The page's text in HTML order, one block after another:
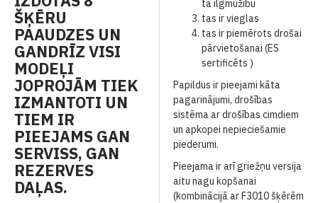
ŠĶĒRU
PAAUDZES UN
GANDRĪZ VISI
MODEĻI
JOPROJĀM TIEK
IZMANTOTI UN
TIEM IR
PIEEJAMS GAN
SERVISS, GAN
REZERVES
DAĻAS.
tā ilgmūžību
tas ir vieglas
tas ir piemērots drošai
pārvietošanai (ES
sertificēts )
Papildus ir pieejami kāta
pagarinājumi, drošības
sistēma ar drošības cimdiem
un apkopei nepieciešamie
piederumi.
Pieejama ir arī griežņu versija
aitu nagu kopšanai
(kombinācijā ar F3010 šķērēm